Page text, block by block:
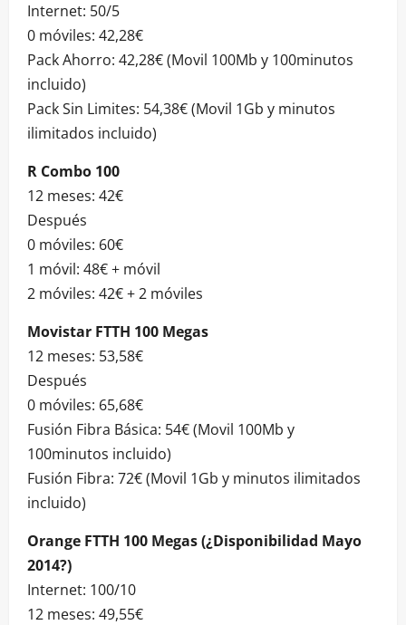
Internet: 50/5
0 móviles: 42,28€
Pack Ahorro: 42,28€ (Movil 100Mb y 100minutos
incluido)
Pack Sin Limites: 54,38€ (Movil 1Gb y minutos
ilimitados incluido)
R Combo 100
12 meses: 42€
Después
0 móviles: 60€
1 móvil: 48€ + móvil
2 móviles: 42€ + 2 móviles
Movistar FTTH 100 Megas
12 meses: 53,58€
Después
0 móviles: 65,68€
Fusión Fibra Básica: 54€ (Movil 100Mb y
100minutos incluido)
Fusión Fibra: 72€ (Movil 1Gb y minutos ilimitados
incluido)
Orange FTTH 100 Megas (¿Disponibilidad Mayo
2014?)
Internet: 100/10
12 meses: 49,55€